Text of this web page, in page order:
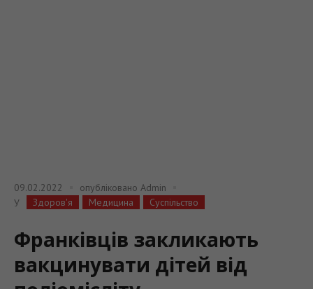
09.02.2022 опубліковано Admin
У
Здоров'я Медицина Суспільство
Франківців закликають
вакцинувати дітей від